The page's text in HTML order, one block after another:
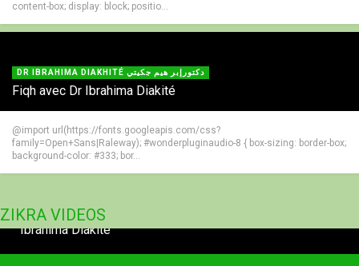
content-box; display: block; positio...
DR IBRAHIMA DIAKHITÉ دكتورإبر هيم جكيتي
Fiqh avec Dr Ibrahima Diakité
@import url(https://fonts.googleapis.com/css?
family=Open+Sans|Raleway); #wonderpluginaudio-8 { box-sizing: border-box;
background-color: #333; bor...
ZIKRA VIDEOS
Le jeûn du 9e et 10e jour de Muharram (xasanne) Par Dr.
Ibrahima Diakite